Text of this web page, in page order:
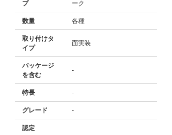
プ
ーク
数量 各種
取り付けタ
イプ
面実装
パッケージ
を含む
-
特長 -
グレード -
認定